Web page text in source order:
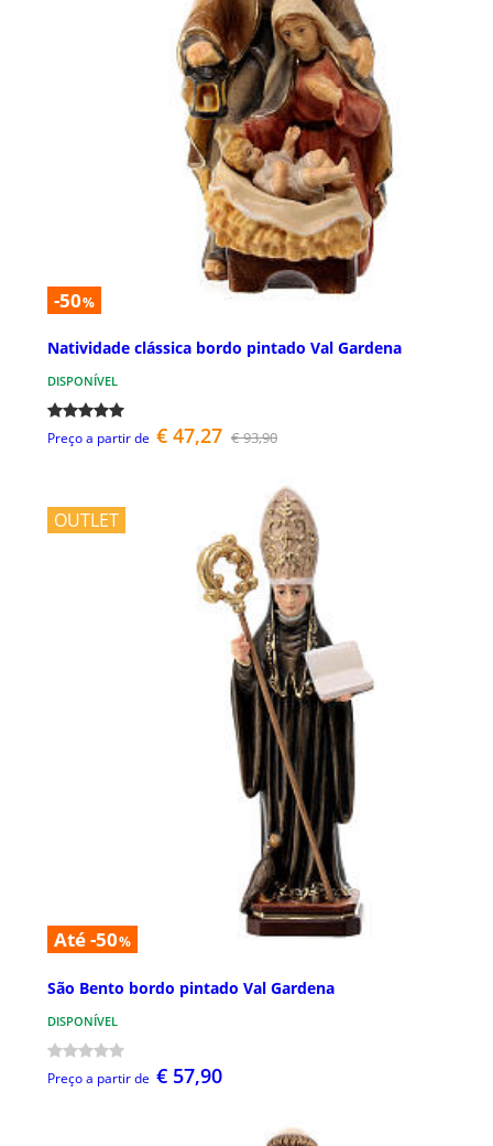
-50%
Natividade clássica bordo pintado Val Gardena
DISPONÍVEL
Preço a partir de € 47,27 € 93,90
OUTLET
Até -50%
São Bento bordo pintado Val Gardena
DISPONÍVEL
Preço a partir de € 57,90